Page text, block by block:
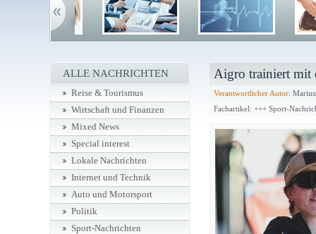
Aigro trainiert mit
Verantwortlicher Autor:
Fachartikel: +++ Sport-
ALLE NACHRICHTEN
Reise & Tourismus
Wirtschaft und Finanzen
Mixed News
Special interest
Lokale Nachrichten
Internet und Technik
Auto und Motorsport
Politik
Sport-Nachrichten